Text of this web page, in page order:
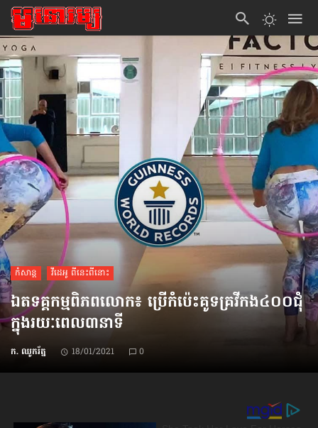
កំសាន្ដ វីដេអូ ពីនេះពីនោះ
ឯតទគ្គកម្មពិភពលោក៖ ប្រើកំប៉េះគូទគ្រវីកង៤០០ជុំ
ក្នុងរយៈពេល​៣នាទី
ក. ឈូករ័ត្ន 18/01/2021 0